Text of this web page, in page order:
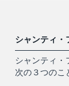
シャンティ・
シャンティ・
次の３つのこ